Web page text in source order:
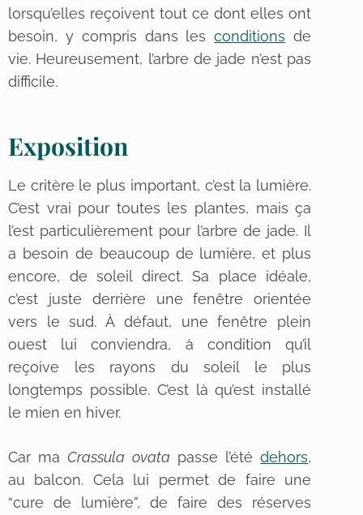
lorsqu’elles reçoivent tout ce dont elles ont
besoin, y compris dans lesconditions de
vie. Heureusement, l’arbre de jade n’est pas
difficile.
Exposition
Le critère le plus important, c’est la lumière.
C’est vrai pour toutes les plantes, mais ça
l’est particulièrement pour l’arbre de jade. Il
a besoin de beaucoup de lumière, et plus
encore, de soleil direct. Sa place idéale,
c’est juste derrière une fenêtre orientée
vers le sud. À défaut, une fenêtre plein
ouest lui conviendra, à condition qu’il
reçoive les rayons du soleil le plus
longtemps possible. C’est là qu’est installé
le mien en hiver.
Car maCrassula ovata passe l’étédehors,
au balcon. Cela lui permet de faire une
“cure de lumière”, de faire des réserves